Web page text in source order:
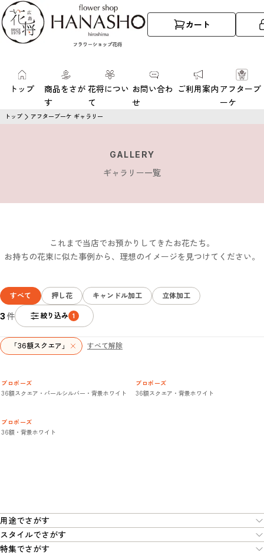
カート
トップ
商品をさが
す
花将につい
て
お問い合わ
せ
ご利用案内 アフターブ
ーケ
トップ アフターブーケ ギャラリー
GALLERY
ギャラリー一覧
これまで当店でお預かりしてきたお花たち。
お持ちの花束に似た事例から、理想のイメージを見つけてください。
すべて 押し花 キャンドル加工 立体加工
3件 絞り込み 1
「36額スクエア」 すべて解除
プロポーズ
36額スクエア・パールシルバー・背景ホワイト
プロポーズ
36額スクエア・背景ホワイト
プロポーズ
36額・背景ホワイト
用途でさがす
スタイルでさがす
特集でさがす